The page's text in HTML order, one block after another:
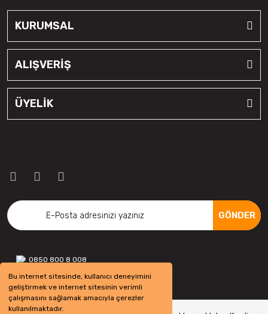
Bu internet sitesinde, kullanıcı deneyimini
geliştirmek ve internet sitesinin verimli
çalışmasını sağlamak amacıyla çerezler
kullanılmaktadır.
KURUMSAL
ALIŞVERİŞ
ÜYELİK
GÖNDER
0850 800 8 008